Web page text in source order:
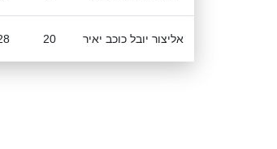
אליצור יובל כוכב יאיר 20